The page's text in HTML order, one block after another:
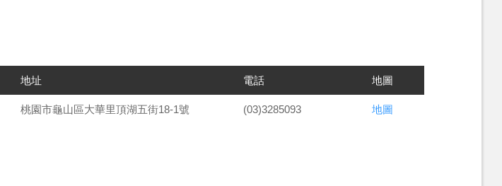
地址 電話 地圖
桃園市龜山區大華里頂湖五街18-1號 (03)3285093 地圖